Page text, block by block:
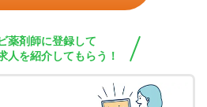
薬剤師に登録して
人を紹介してもらう！